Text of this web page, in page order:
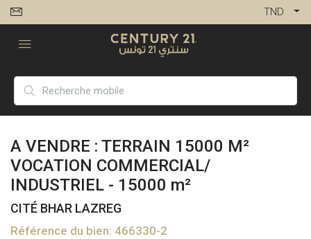
TND
A VENDRE : TERRAIN 15000 M²
VOCATION COMMERCIAL/
INDUSTRIEL - 15000 m²
CITÉ BHAR LAZREG
Référence du bien: 466330-2